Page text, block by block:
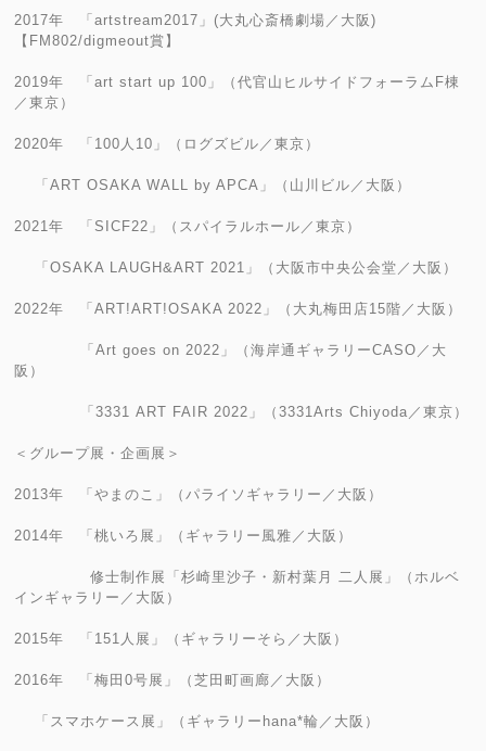
2017年 「artstream2017」(大丸心斎橋劇場／大阪)
【FM802/digmeout賞】
2019年 「art start up 100」（代官山ヒルサイドフォーラムF棟
／東京）
2020年 「100人10」（ログズビル／東京）
「ART OSAKA WALL by APCA」（山川ビル／大阪）
2021年 「SICF22」（スパイラルホール／東京）
「OSAKA LAUGH&ART 2021」（大阪市中央公会堂／大阪）
2022年 「ART!ART!OSAKA 2022」（大丸梅田店15階／大阪）
「Art goes on 2022」（海岸通ギャラリーCASO／大
阪）
「3331 ART FAIR 2022」（3331Arts Chiyoda／東京）
＜グループ展・企画展＞
2013年 「やまのこ」（パライソギャラリー／大阪）
2014年 「桃いろ展」（ギャラリー風雅／大阪）
修士制作展「杉崎里沙子・新村葉月 二人展」（ホルベ
インギャラリー／大阪）
2015年 「151人展」（ギャラリーそら／大阪）
2016年 「梅田0号展」（芝田町画廊／大阪）
「スマホケース展」（ギャラリーhana*輪／大阪）